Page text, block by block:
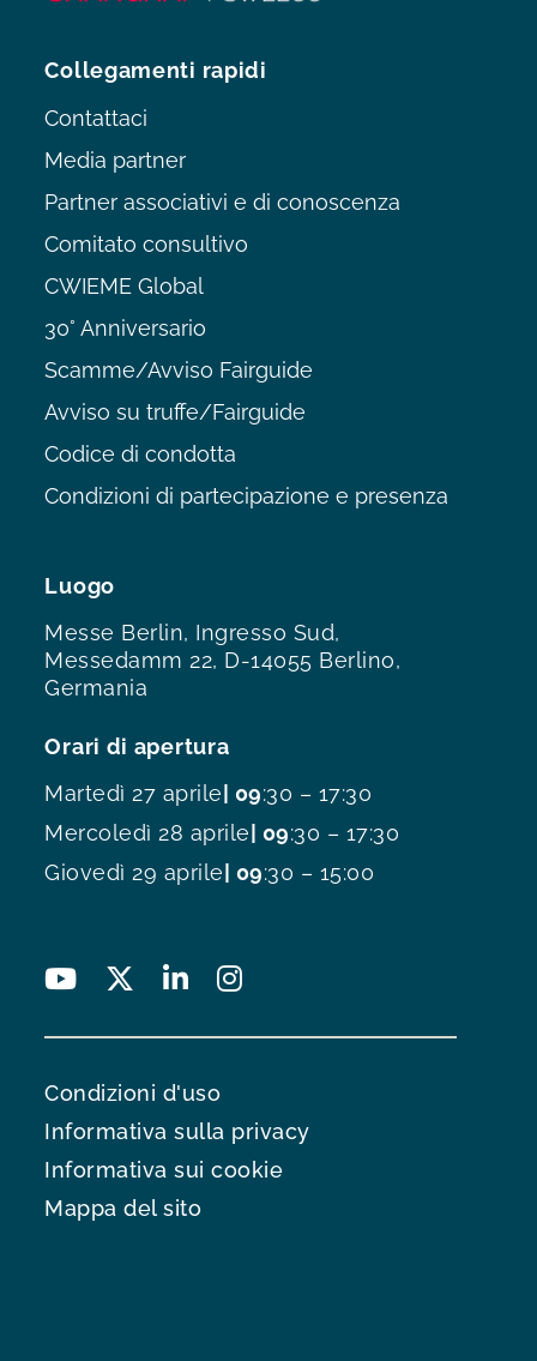
Luogo
Messe Berlin, Ingresso Sud,
Messedamm 22, D-14055 Berlino,
Germania
Orari di apertura
Martedì 27 aprile | 09:30 – 17:30
Mercoledì 28 aprile | 09:30 – 17:30
Giovedì 29 aprile | 09:30 – 15:00
Collegamenti rapidi
Contattaci
Media partner
Partner associativi e di conoscenza
Comitato consultivo
CWIEME Global
30° Anniversario
Scamme/Avviso Fairguide
Avviso su truffe/Fairguide
Codice di condotta
Condizioni di partecipazione e presenza
Condizioni d'uso
Informativa sulla privacy
Informativa sui cookie
Mappa del sito